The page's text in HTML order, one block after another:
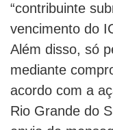
“contribuinte
vencimento do
Além disso, só
mediante
acordo com a
Rio Grande do